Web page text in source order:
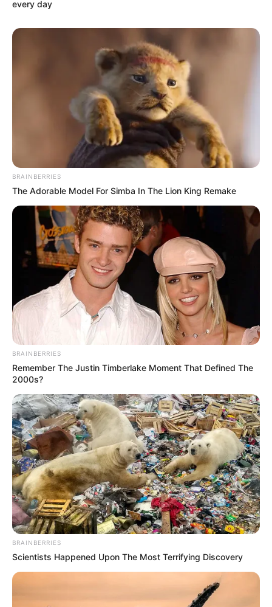
every day
BRAINBERRIES
The Adorable Model For Simba In The Lion King Remake
BRAINBERRIES
Remember The Justin Timberlake Moment That Defined The
2000s?
BRAINBERRIES
Scientists Happened Upon The Most Terrifying Discovery